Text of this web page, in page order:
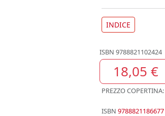
INDICE
ISBN 9788821102424
18,05 €
PREZZO COPERTINA:
ISBN 9788821186677